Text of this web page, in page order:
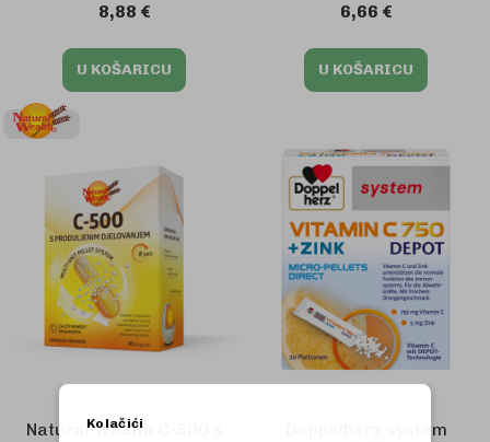
8,88 €
U KOŠARICU
6,66 €
U KOŠARICU
Natural Wealth C-500 s
Doppelherz system
Kolačići